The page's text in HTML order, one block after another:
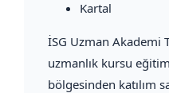
Kartal
İSG Uzman Akademi
uzmanlık kursu
bölgesinden katılım